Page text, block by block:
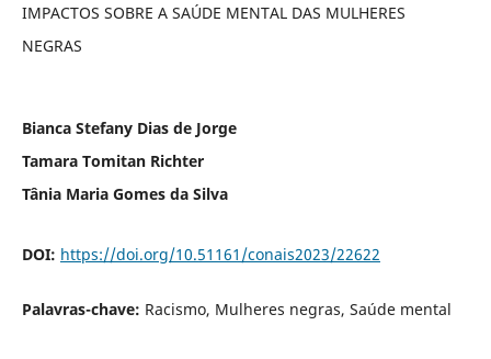
IMPACTOS SOBRE A SAÚDE MENTAL DAS MULHERES
NEGRAS
Bianca Stefany Dias de Jorge
Tamara Tomitan Richter
Tânia Maria Gomes da Silva
DOI: https://doi.org/10.51161/conais2023/22622
Palavras-chave: Racismo, Mulheres negras, Saúde mental